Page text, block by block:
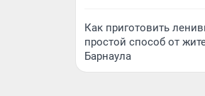
Как приготовить
простой способ от
Барнаула